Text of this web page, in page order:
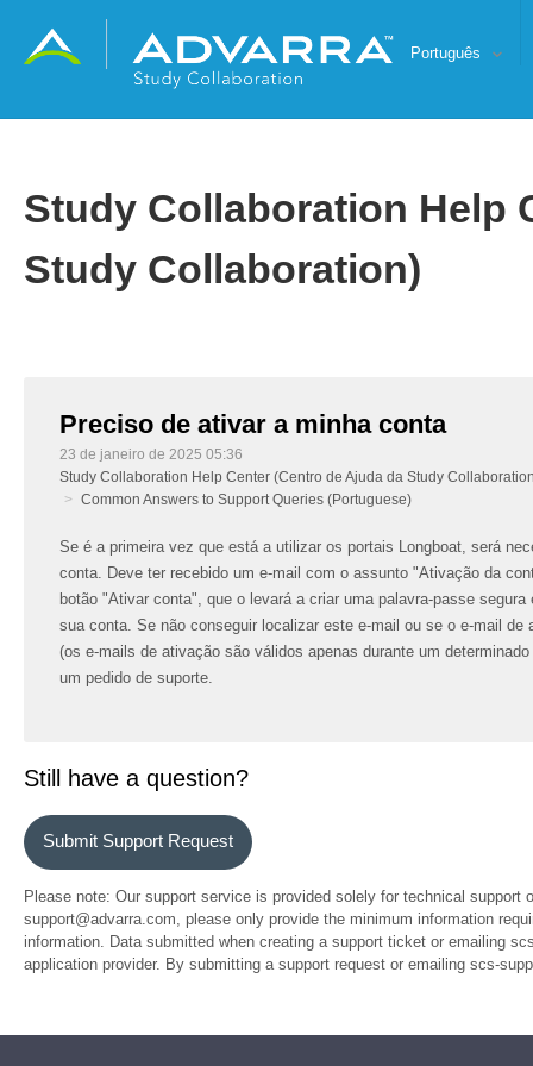
Português
Study Collaboration Help
Study Collaboration)
Preciso de ativar a minha conta
23 de janeiro de 2025 05:36
Study Collaboration Help Center (Centro de Ajuda da Study
Common Answers to Support Queries (Portuguese)
Se é a primeira vez que está a utilizar os portais Longboat, será
conta. Deve ter recebido um e-mail com o assunto "Ativação da
botão "Ativar conta", que o levará a criar uma palavra-passe
sua conta. Se não conseguir localizar este e-mail ou se o e-mail de
(os e-mails de ativação são válidos apenas durante um
um pedido de suporte.
Still have a question?
Submit Support Request
Please note: Our support service is provided solely for technical
support@advarra.com, please only provide the minimum information
information. Data submitted when creating a support ticket or emailing
application provider. By submitting a support request or emailing scs-